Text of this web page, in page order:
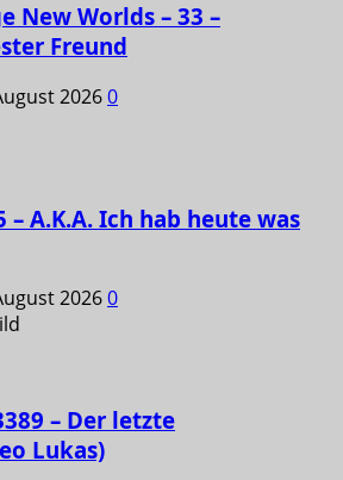
New Worlds – 33 –
Freund
20260
– A.K.A. Ich hab heute was
20260
– Der letzte
Lukas)